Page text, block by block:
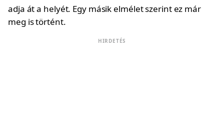
adja át a helyét. Egy másik elmélet szerint ez már
meg is történt.
HIRDETÉS